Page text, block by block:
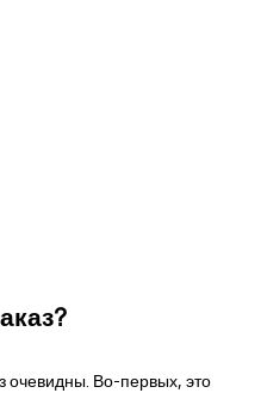
очевидны. Во-первых, это